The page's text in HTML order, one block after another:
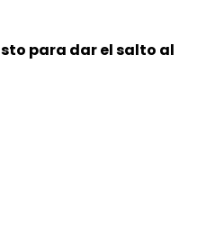
para dar el salto al